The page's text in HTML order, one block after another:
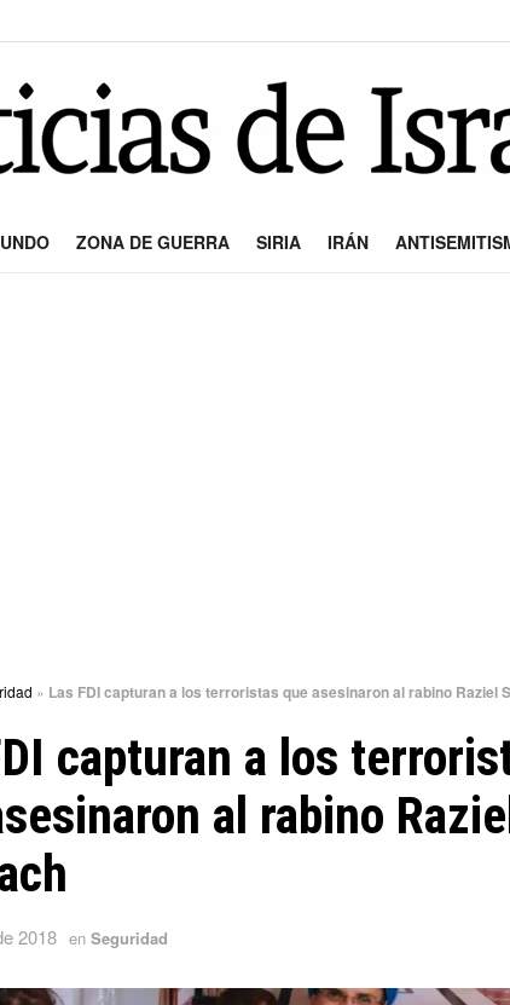
ZONA DE GUERRA SIRIA IRÁN
» Las FDI capturan a los terroristas que asesinaron al rabino Raziel
capturan a los
al rabino Raziel
2018 en Seguridad